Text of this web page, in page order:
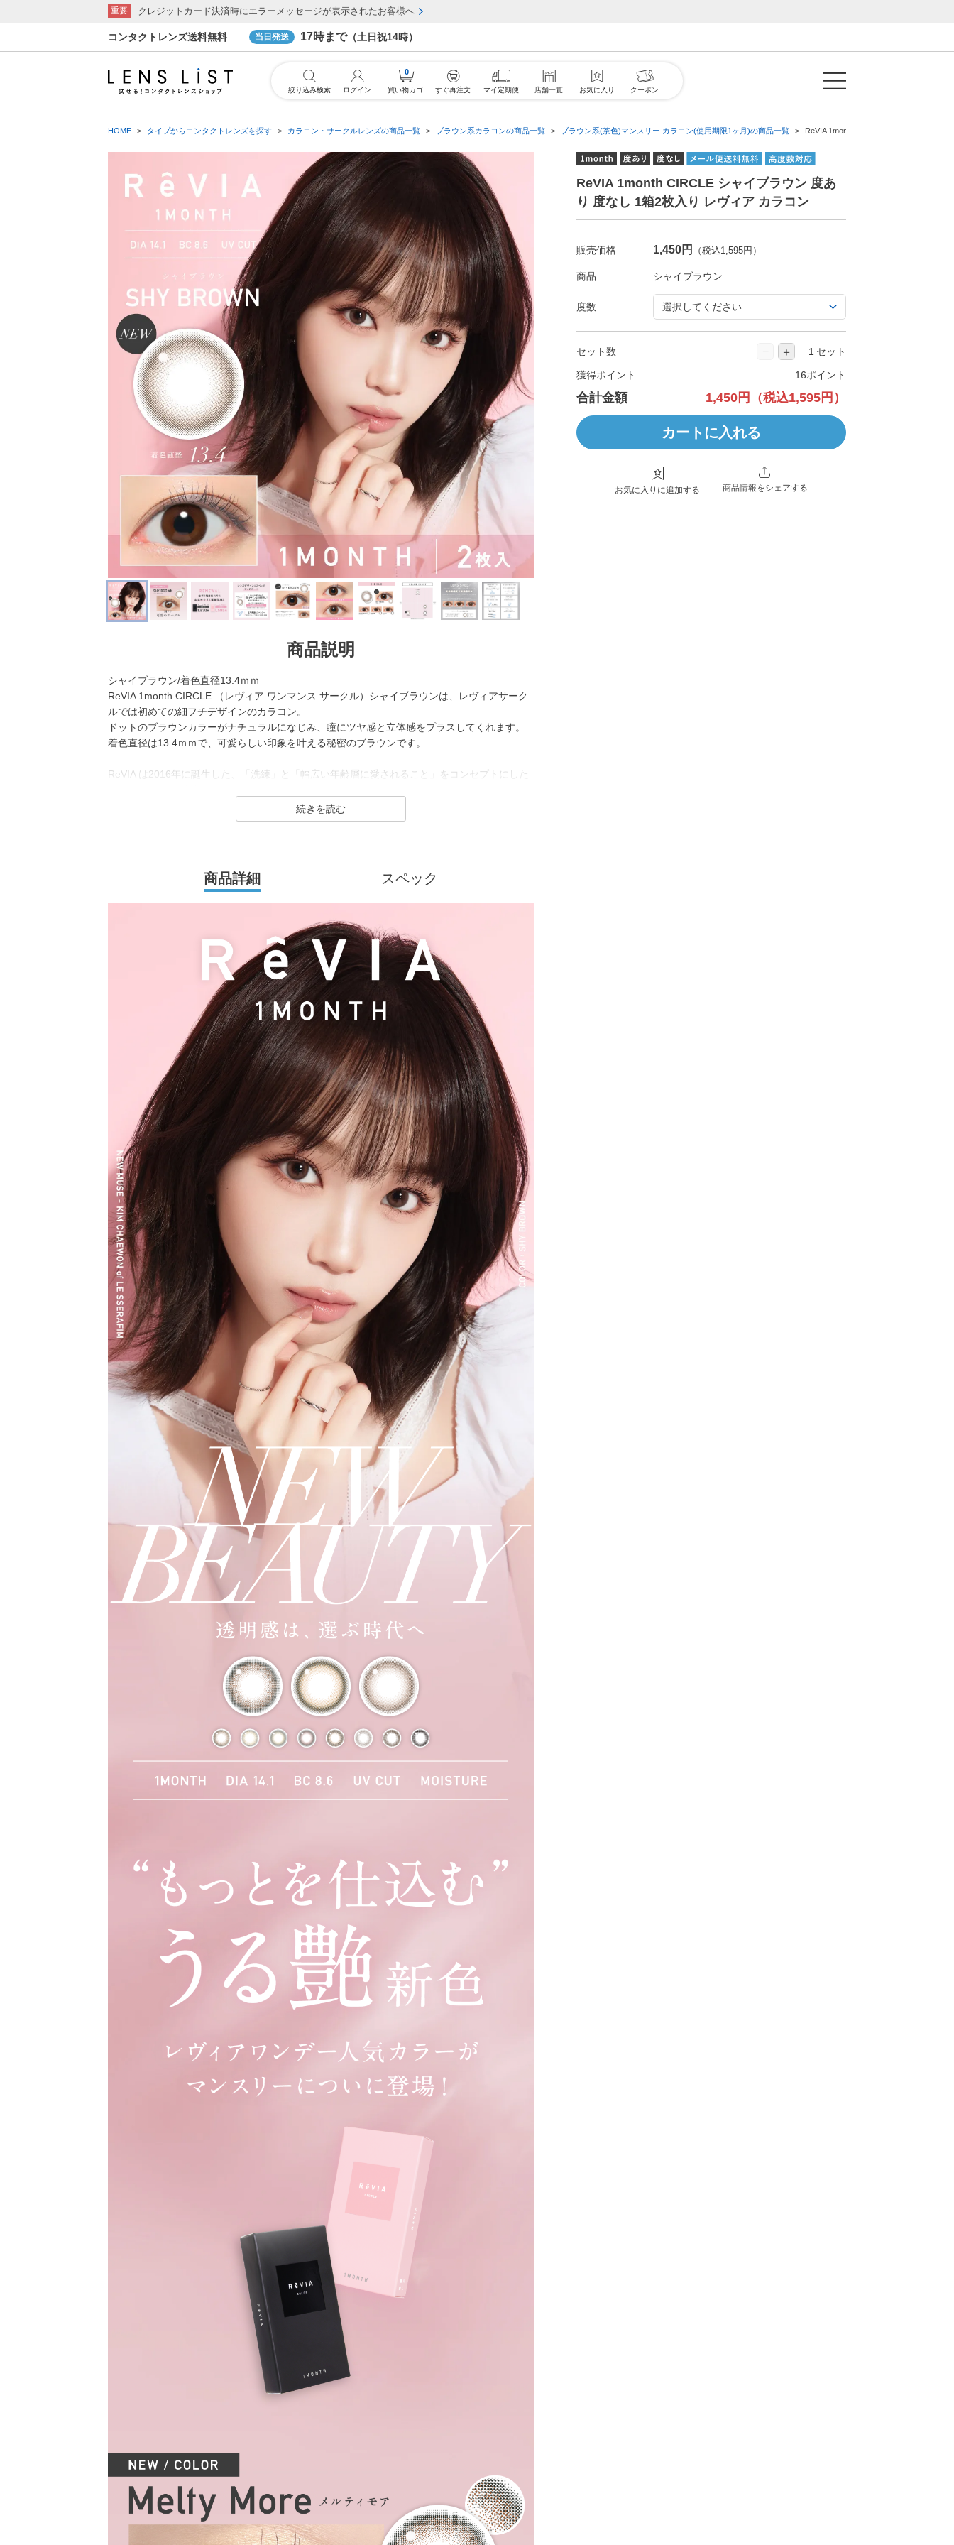
コンタクトレンズ送料無料 当日発送 17時まで（土日祝14時）
重要 クレジットカード決済時にエラーメッセージが表示されたお客様へ
HOME タイプからコンタクトレンズを探す カラコン・サークルレンズの商品一覧 ブラウン系カラコンの商品一覧 ブラウン系(茶色)マンスリー カラコン(使用期限1ヶ月)の商品一覧 ReVIA 1month CIRCLE シャイブラウン
ReVIA 1month CIRCLE シャイブラウン 度あ
り 度なし 1箱2枚入り レヴィア カラコン
販売価格 1,450円 （税込1,595円）
商品
度数
セット数 − ＋ セット
獲得ポイント 16ポイント
合計金額 1,450円 （税込1,595円）
カートに入れる
お気に入りに追加する 商品情報をシェアする
商品説明
シャイブラウン/着色直径13.4ｍｍ
ReVIA 1month CIRCLE （レヴィア ワンマンス サークル）シャイブラウンは、レヴィアサーク
ルでは初めての細フチデザインのカラコン。
ドットのブラウンカラーがナチュラルになじみ、瞳にツヤ感と立体感をプラスしてくれます。
着色直径は13.4ｍｍで、可愛らしい印象を叶える秘密のブラウンです。
ReVIA は2016年に誕生した、「洗練」と「幅広い年齢層に愛されること」をコンセプトにした
1day（ワンデー）／1month（ワンマンス）／CLEAR（クリア）／Blue Light Barrier（ブルーラ
新シリーズとして、CLEAR 2week（クリアツーウィーク）／CLEAR TORIC（クリアトーリッ
ク）も誕生し、さらに充実したラインナップに。
裸眼風のナチュラルデザインから、さりげなく盛れるタイプ、普段使いに最適なサークルレン
ズ、クリアコンタクトレンズまで、豊富なバリエーションで多くの方々の瞳に寄り添い続けて
商品詳細 スペック
絞り込み検索 ログイン
0
買い物カゴ すぐ再注文 マイ定期便 店舗一覧 お気に入り クーポン
クーポン詳細